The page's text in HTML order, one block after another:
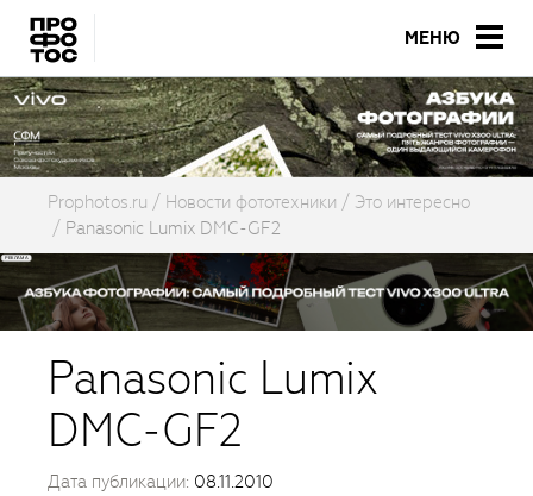
МЕНЮ
Prophotos.ru Новости фототехники
Это интересно
Panasonic Lumix DMC-GF2
Panasonic Lumix
DMC-GF2
Дата публикации: 08.11.2010